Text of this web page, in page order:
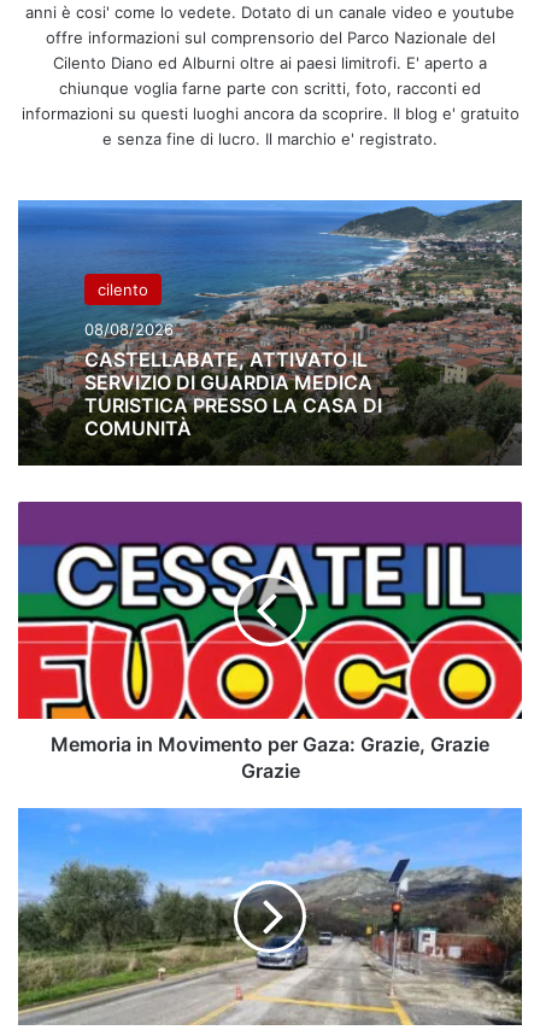
anni è cosi' come lo vedete. Dotato di un canale video e youtube
offre informazioni sul comprensorio del Parco Nazionale del
Cilento Diano ed Alburni oltre ai paesi limitrofi. E' aperto a
chiunque voglia farne parte con scritti, foto, racconti ed
informazioni su questi luoghi ancora da scoprire. Il blog e' gratuito
e senza fine di lucro. Il marchio e' registrato.
cilento
08/08/2026
CASTELLABATE, ATTIVATO IL
SERVIZIO DI GUARDIA MEDICA
TURISTICA PRESSO LA CASA DI
COMUNITÀ
Movimento
per
Gaza:
Grazie,
Grazie
Memoria in Movimento per Gaza: Grazie, Grazie
Grazie
Caggiano,
sicurezza
SS19Ter.
Apertura
ponti.